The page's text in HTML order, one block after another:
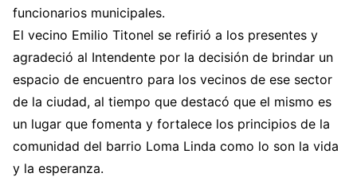
funcionarios municipales.
El vecino Emilio Titonel se refirió a los presentes y
agradeció al Intendente por la decisión de brindar un
espacio de encuentro para los vecinos de ese sector
de la ciudad, al tiempo que destacó que el mismo es
un lugar que fomenta y fortalece los principios de la
comunidad del barrio Loma Linda como lo son la vida
y la esperanza.